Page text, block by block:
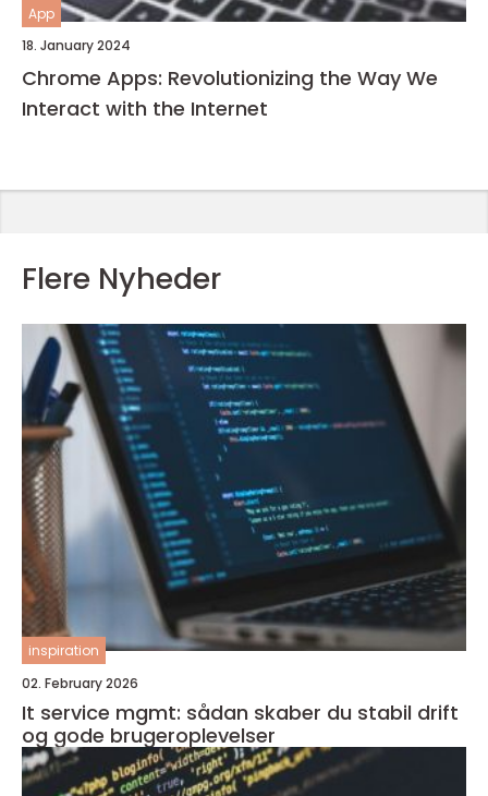
App
18. January 2024
Chrome Apps: Revolutionizing the Way We
Interact with the Internet
Flere Nyheder
inspiration
02. February 2026
It service mgmt: sådan skaber du stabil drift
og gode brugeroplevelser